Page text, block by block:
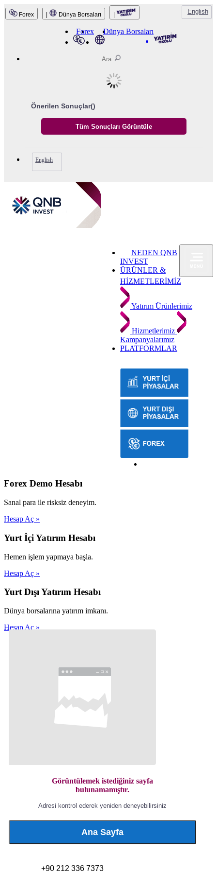
QNB Invest
Forex Dünya Borsaları English
Forex Dünya Borsaları
Önerilen Sonuçlar()
English
NEDEN QNB
INVEST
ÜRÜNLER &
HİZMETLERİMİZ
Yatırım Ürünlerimiz
Hizmetlerimiz
Kampanyalarımız
PLATFORMLAR
Forex Demo Hesabı
Sanal para ile risksiz deneyim.
Hesap Aç »
Yurt İçi Yatırım Hesabı
Hemen işlem yapmaya başla.
Hesap Aç »
Yurt Dışı Yatırım Hesabı
Dünya borsalarına yatırım imkanı.
Hesap Aç »
Görüntülemek istediğiniz sayfa
bulunamamıştır.
Adresi kontrol ederek yeniden deneyebilirsiniz
Ana Sayfa
+90 212 336 7373